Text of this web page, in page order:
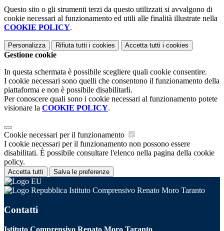
Questo sito o gli strumenti terzi da questo utilizzati si avvalgono di
cookie necessari al funzionamento ed utili alle finalità illustrate nella
COOKIE POLICY.
Personalizza Rifiuta tutti i cookies Accetta tutti i cookies
Gestione cookie
In questa schermata è possibile scegliere quali cookie consentire.
I cookie necessari sono quelli che consentono il funzionamento della
piattaforma e non è possibile disabilitarli.
Per conoscere quali sono i cookie necessari al funzionamento potete
visionare la COOKIE POLICY.
Cookie necessari per il funzionamento
I cookie necessari per il funzionamento non possono essere
disabilitati. È possibile consultare l'elenco nella pagina della cookie
policy.
Accetta tutti Salva le preferenze
Istituto Comprensivo Renato Moro Taranto
Contatti
Istituto Comprensivo Renato Moro Taranto